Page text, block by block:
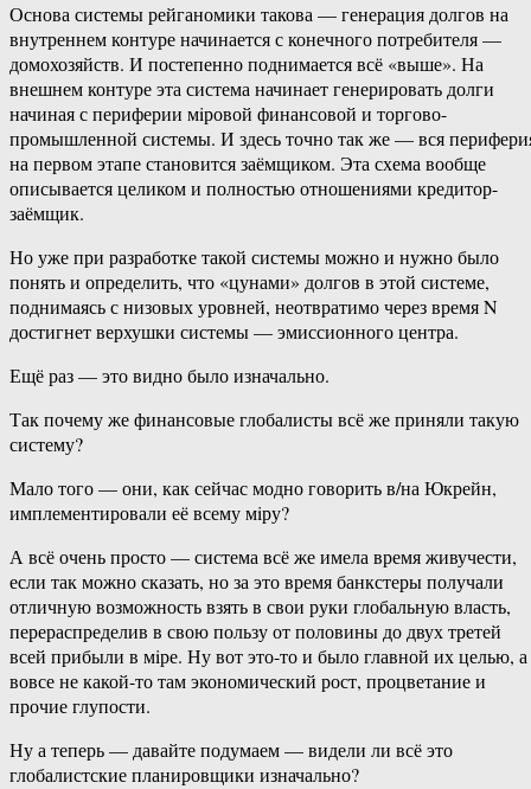
Основа системы рейганомики такова — генерация долгов на
внутреннем контуре начинается с конечного потребителя —
домохозяйств. И постепенно поднимается всё «выше». На
внешнем контуре эта система начинает генерировать долги
начиная с периферии мiровой финансовой и торгово-
промышленной системы. И здесь точно так же — вся
на первом этапе становится заёмщиком. Эта схема вообще
описывается целиком и полностью отношениями кредитор-
заёмщик.
Но уже при разработке такой системы можно и нужно было
понять и определить, что «цунами» долгов в этой системе,
поднимаясь с низовых уровней, неотвратимо через время N
достигнет верхушки системы — эмиссионного центра.
Ещё раз — это видно было изначально.
Так почему же финансовые глобалисты всё же приняли такую
систему?
Мало того — они, как сейчас модно говорить в/на Юкрейн,
имплементировали её всему мiру?
А всё очень просто — система всё же имела время живучести,
если так можно сказать, но за это время банкстеры получали
отличную возможность взять в свои руки глобальную власть,
перераспределив в свою пользу от половины до двух третей
всей прибыли в мiре. Ну вот это-то и было главной их целью, а
вовсе не какой-то там экономический рост, процветание и
прочие глупости.
Ну а теперь — давайте подумаем — видели ли всё это
глобалистские планировщики изначально?